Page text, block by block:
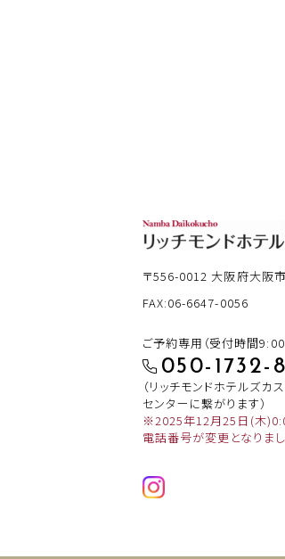
〒556-0012大阪府大阪
FAX:06-6647-0056
ご予約専用（受付時間9:00
050-1732-
（リッチモンドホテルズカ
センターに繋がります）
※2025年12月25日(木
電話番号が変更となりまし